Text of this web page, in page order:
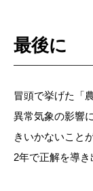
最後に
冒頭で挙げた「
異常気象の影響
きいかないこと
2年で正解を導き